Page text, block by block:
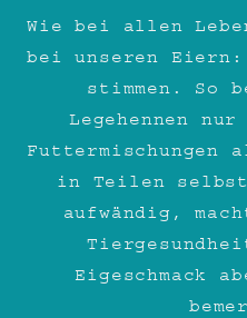
Wie bei allen
bei unseren Eiern:
stimmen. So
Legehennen
Futtermischungen
in Teilen
aufwändig,
Eigeschmack